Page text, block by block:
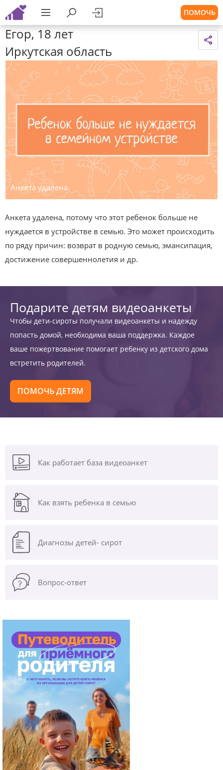
ПОМОЧЬ
Егор, 18 лет
Иркутская область
Анкета удалена.
Анкета удалена, потому что этот ребенок больше не
нуждается в устройстве в семью. Это может происходить
по ряду причин: возврат в родную семью, эмансипация,
достижение совершеннолетия и др.
Подарите детям видеоанкеты
Чтобы дети-сироты получали видеоанкеты и надежду
попасть домой, необходима ваша поддержка. Каждое
ваше пожертвование помогает ребенку из детского дома
встретить родителей.
ПОМОЧЬ ДЕТЯМ
Как работает база видеоанкет
Как взять ребенка в семью
Диагнозы детей- сирот
Вопрос-ответ